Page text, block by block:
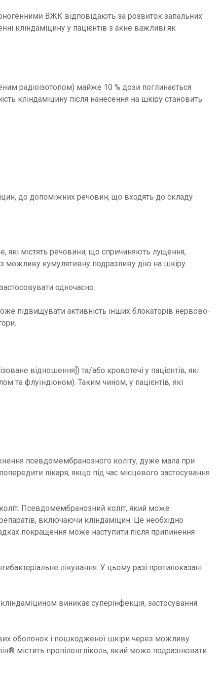
ВЖК відповідають за розвиток запальних
кліндаміцину у пацієнтів з акне важливі як
радіоізотопом) майже 10 % дози поглинається
кліндаміцину після нанесення на шкіру становить
до допоміжних речовин, що входять до складу
які містять речовини, що спричиняють лущення,
можливу кумулятивну подразливу дію на шкіру.
одночасно.
підвищувати активність інших блокаторів нервово-
відношення]) та/або кровотечі у пацієнтів, які
та флуїндіоном). Таким чином, у пацієнтів, які
псевдомембранозного коліту, дуже мала при
лікаря, якщо під час місцевого застосування
Псевдомембранозний коліт, який може
включаючи кліндаміцин. Це необхідно
покращення може наступити після припинення
лікування. У цьому разі протипоказані
виникає суперінфекція, застосування
оболонок і пошкодженої шкіри через можливу
містить пропіленгліколь, який може подразнювати